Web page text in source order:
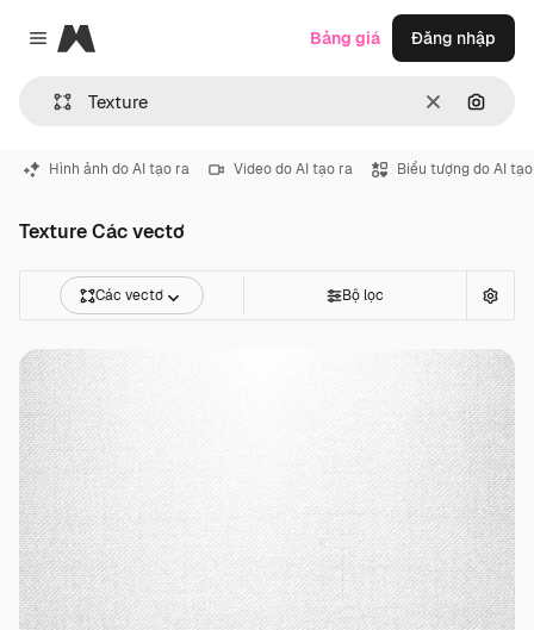
Close menu
Magnific
ThôngTìm
Bảng giá Đăng nhập
Hình ảnh do AI tạo ra Video do AI tạo ra Biểu tượng do AI
Texture Các vectơ
Các vectơ Bộ lọc